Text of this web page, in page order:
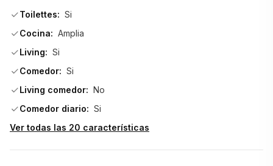
Los gastos comunes ascienden a USD 1.315 aprox lo que
asegura el mantenimiento de este exclusivo edificio frente
al mar.
No dejes pasar esta oportunidad única de vivir en uno de los
**Consulta con nuestros asesores y comienza a escribir tu
Toilettes: Si
Cocina: Amplia
Living: Si
Comedor: Si
Living comedor: No
Comedor diario: Si
Ver todas las 20 características